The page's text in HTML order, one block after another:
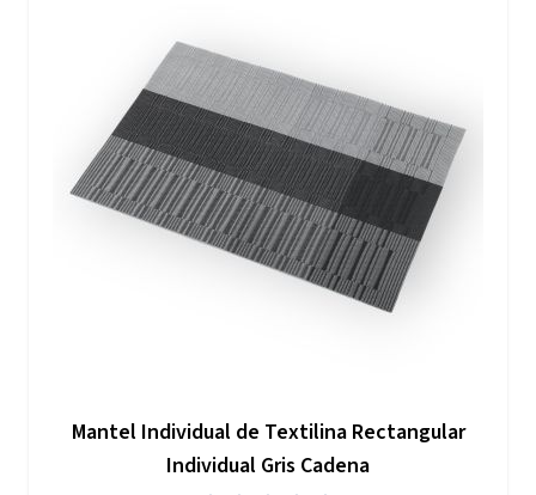
Mantel Individual de Textilina Rectangular
Individual Gris Cadena